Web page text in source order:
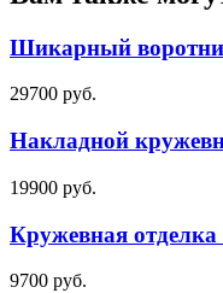
Шикарный
29700 руб.
Накладной
19900 руб.
Кружевная отделка
9700 руб.